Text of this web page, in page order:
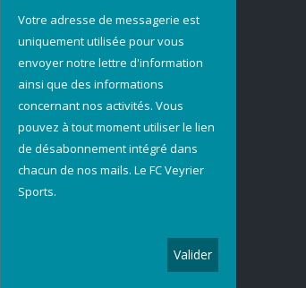
Votre adresse de messagerie est
uniquement utilisée pour vous
envoyer notre lettre d'information
ainsi que des informations
concernant nos activités. Vous
pouvez à tout moment utiliser le lien
de désabonnement intégré dans
chacun de nos mails. Le FC Veyrier
Sports.